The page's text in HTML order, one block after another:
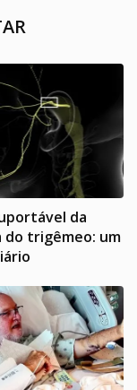
da
do trigêmeo: um